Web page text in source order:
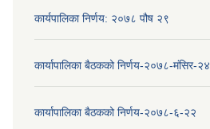
कार्यपालिका निर्णय: २०७८ पौष २९
कार्यापालिका बैठकको निर्णय-२०७८-मंसिर-२४
कार्यापालिका बैठकको निर्णय-२०७८-६-२२